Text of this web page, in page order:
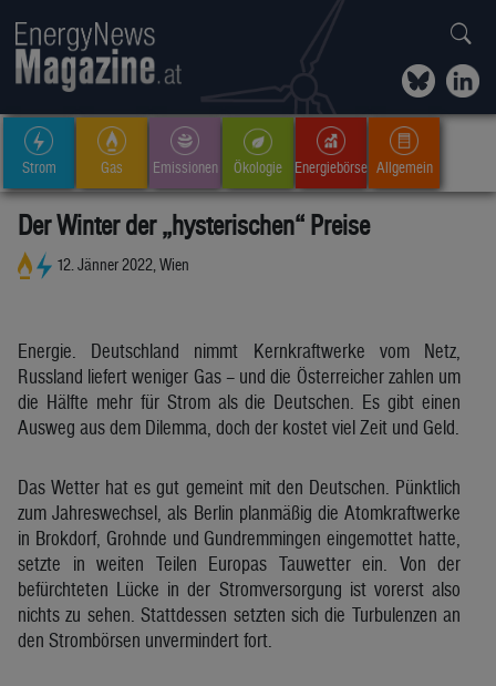
Strom Gas Emissionen Ökologie Energiebörse Allgemein
Der Winter der „hysterischen“ Preise
12. Jänner 2022, Wien
Energie. Deutschland nimmt Kernkraftwerke vom Netz,
Russland liefert weniger Gas – und die Österreicher zahlen um
die Hälfte mehr für Strom als die Deutschen. Es gibt einen
Ausweg aus dem Dilemma, doch der kostet viel Zeit und Geld.
Das Wetter hat es gut gemeint mit den Deutschen. Pünktlich
zum Jahreswechsel, als Berlin planmäßig die Atomkraftwerke
in Brokdorf, Grohnde und Gundremmingen eingemottet hatte,
setzte in weiten Teilen Europas Tauwetter ein. Von der
befürchteten Lücke in der Stromversorgung ist vorerst also
nichts zu sehen. Stattdessen setzten sich die Turbulenzen an
den Strombörsen unvermindert fort.